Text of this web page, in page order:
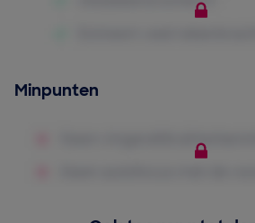
Minpunten